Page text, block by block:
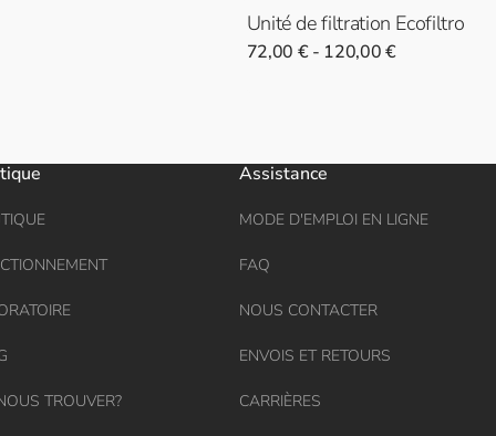
Unité de filtration Ecofiltro
Prix
72,00 € - 120,00 €
TROUVER?
Assistance
MODE D'EMPLOI EN LIGNE
FAQ
NOUS CONTACTER
ENVOIS ET RETOURS
CARRIÈRES